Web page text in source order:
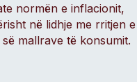
normën e inflacionit,
në lidhje me rritjen e
mallrave të konsumit.